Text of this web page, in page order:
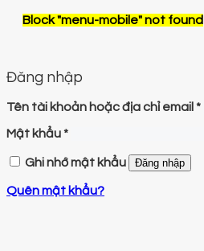
Block"menu-mobile"not found
Đăng nhập
Tên tài khoản hoặc địa chỉ email *
Mật khẩu*
Ghi nhớ mật khẩu Đăng nhập
Quên mật khẩu?